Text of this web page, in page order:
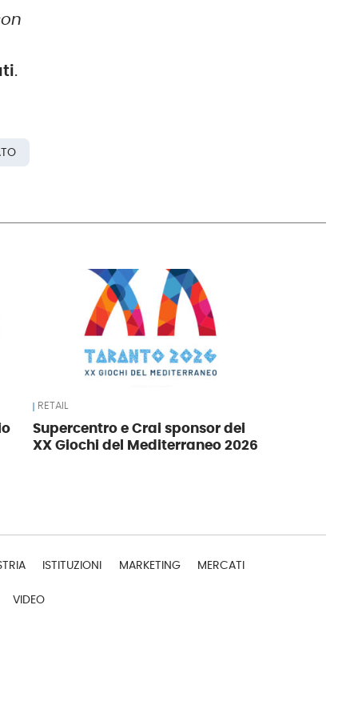
.
RETAIL
Supercentro e Crai sponsor dei
XX Giochi del Mediterraneo 2026
ISTITUZIONI MARKETING MERCATI
VIDEO